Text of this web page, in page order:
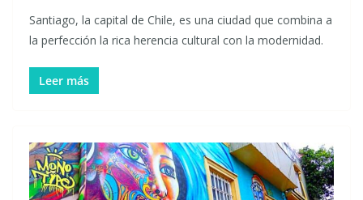
Santiago, la capital de Chile, es una ciudad que combina a
la perfección la rica herencia cultural con la modernidad.
Leer más